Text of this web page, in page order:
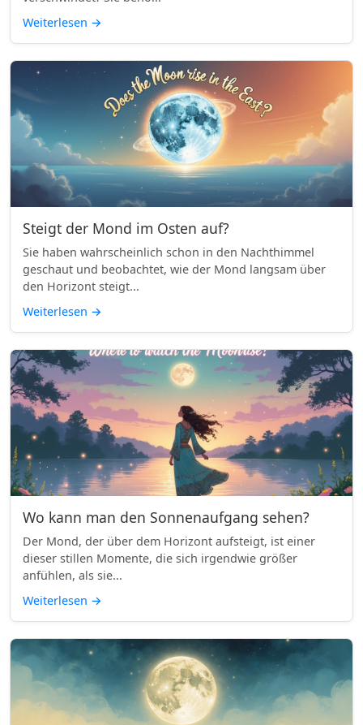
Weiterlesen →
Steigt der Mond im Osten auf?
Sie haben wahrscheinlich schon in den Nachthimmel
geschaut und beobachtet, wie der Mond langsam über
den Horizont steigt...
Weiterlesen →
Wo kann man den Sonnenaufgang sehen?
Der Mond, der über dem Horizont aufsteigt, ist einer
dieser stillen Momente, die sich irgendwie größer
anfühlen, als sie...
Weiterlesen →